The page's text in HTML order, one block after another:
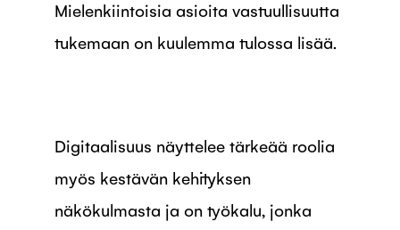
Mielenkiintoisia asioita vastuullisuutta
tukemaan on kuulemma tulossa lisää.
Digitaalisuus näyttelee tärkeää roolia
myös kestävän kehityksen
näkökulmasta ja on työkalu, jonka